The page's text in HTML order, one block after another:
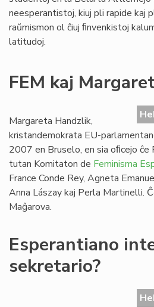
neesperantistoj, kiuj pli rapide kaj
raŭmismon ol ĉiuj ﬁnvenkistoj
latitudoj.
FEM kaj
Margareta Handzlik,
kristandemokrata EU-
2007 en Bruselo, en sia oﬁcejo
tutan Komitaton de Feminisma
France Conde Rey, Agneta
Anna Lászay kaj Perla Martinelli.
Maĝarova.
Esperantiano
sekretario?